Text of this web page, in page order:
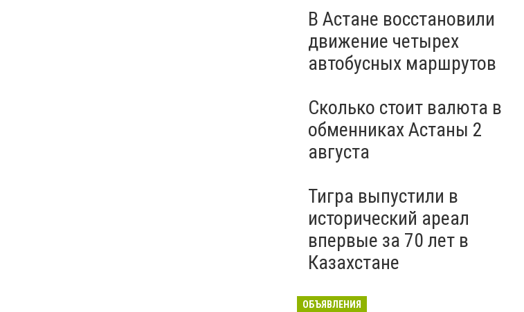
В Астане восстановили
движение четырех
автобусных маршрутов
Сколько стоит валюта в
обменниках Астаны 2
августа
Тигра выпустили в
исторический ареал
впервые за 70 лет в
Казахстане
ОБЪЯВЛЕНИЯ